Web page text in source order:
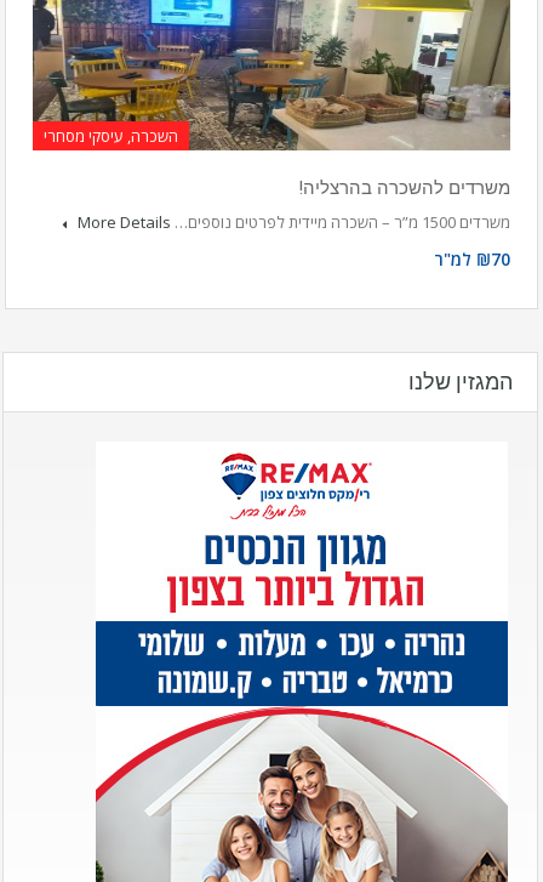
השכרה, עיסקי מסחרי
משרדים להשכרה בהרצליה!
משרדים 1500 מ”ר – השכרה מיידית לפרטים נוספים…
More Details
₪70 למ"ר
המגזין שלנו